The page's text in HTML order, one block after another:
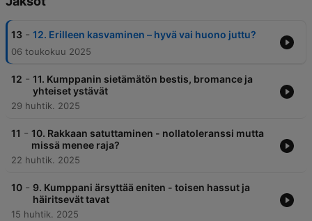
13 - 12. Erilleen kasvaminen – hyvä vai huono juttu?
06 toukokuu 2025
12 - 11. Kumppanin sietämätön bestis, bromance ja
yhteiset ystävät
29 huhtik. 2025
11 - 10. Rakkaan satuttaminen - nollatoleranssi mutta
missä menee raja?
22 huhtik. 2025
10 - 9. Kumppani ärsyttää eniten - toisen hassut ja
häiritsevät tavat
15 huhtik. 2025